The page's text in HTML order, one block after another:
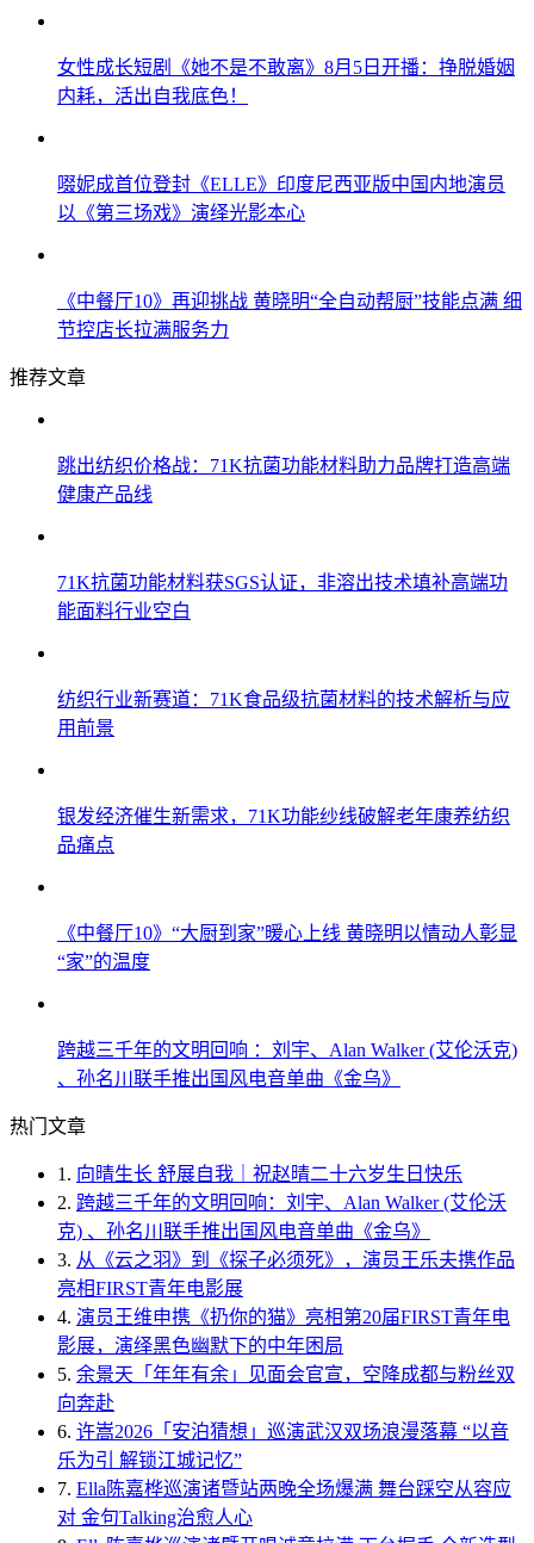
女性成长短剧《她不是不敢离》8月5日开播：挣脱婚姻
内耗，活出自我底色！
啜妮成首位登封《ELLE》印度尼西亚版中国内地演员
以《第三场戏》演绎光影本心
《中餐厅10》再迎挑战 黄晓明“全自动帮厨”技能点满 细
节控店长拉满服务力
推荐文章
跳出纺织价格战：71K抗菌功能材料助力品牌打造高端
健康产品线
71K抗菌功能材料获SGS认证，非溶出技术填补高端功
能面料行业空白
纺织行业新赛道：71K食品级抗菌材料的技术解析与应
用前景
银发经济催生新需求，71K功能纱线破解老年康养纺织
品痛点
《中餐厅10》“大厨到家”暖心上线 黄晓明以情动人彰显
“家”的温度
跨越三千年的文明回响 ：刘宇、Alan Walker (艾伦沃克)
、孙名川联手推出国风电音单曲《金乌》
热门文章
1. 向晴生长 舒展自我｜祝赵晴二十六岁生日快乐
2. 跨越三千年的文明回响：刘宇、Alan Walker (艾伦沃
克) 、孙名川联手推出国风电音单曲《金乌》
3. 从《云之羽》到《探子必须死》，演员王乐夫携作品
亮相FIRST青年电影展
4. 演员王维申携《扔你的猫》亮相第20届FIRST青年电
影展，演绎黑色幽默下的中年困局
5. 余景天「年年有余」见面会官宣，空降成都与粉丝双
向奔赴
6. 许嵩2026「安泊猜想」巡演武汉双场浪漫落幕 “以音
乐为引 解锁江城记忆”
7. Ella陈嘉桦巡演诸暨站两晚全场爆满 舞台踩空从容应
对 金句Talking治愈人心